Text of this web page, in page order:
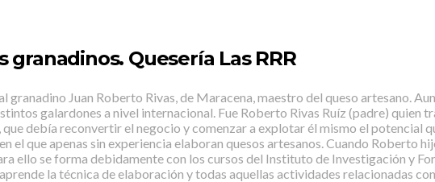
Quesería Las RRR
granadino Juan Roberto Rivas, de Maracena, maestro del queso artesano.
galardones a nivel internacional. Fue Roberto Rivas Ruíz (padre) quien
debía reconvertir el negocio y comenzar a explotar él mismo el potencial
el que apenas sin experiencia elaboran quesos artesanos. Cuando
ello se forma debidamente con los cursos del Instituto de Investigación y
la técnica de elaboración y todas aquellas actividades relacionadas